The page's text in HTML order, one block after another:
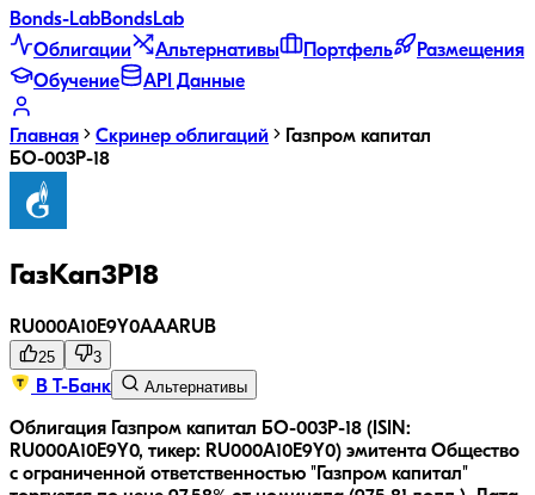
Bonds-LabBondsLab
Облигации
Альтернативы Портфель
Размещения
Обучение
API Данные
Главная Скринер облигаций
Газпром капитал
БО-003Р-18
ГазКап3P18
RU000A10E9Y0AAARUB
25 3
В Т-Банк Альтернативы
Облигация Газпром капитал БО-003Р-18 (ISIN:
RU000A10E9Y0, тикер: RU000A10E9Y0) эмитента Общество
с ограниченной ответственностью "Газпром капитал"